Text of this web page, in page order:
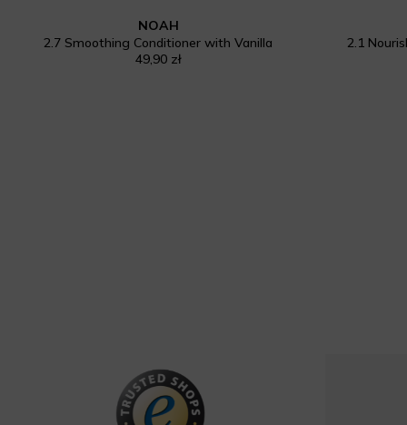
NOAH
2.7 Smoothing Conditioner with Vanilla
49,90 zł
2.1